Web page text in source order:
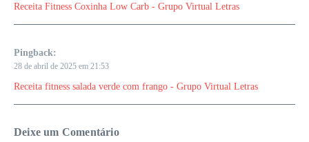
Receita Fitness Coxinha Low Carb - Grupo Virtual Letras
Pingback:
28 de abril de 2025 em 21:53
Receita fitness salada verde com frango - Grupo Virtual Letras
Deixe um Comentário